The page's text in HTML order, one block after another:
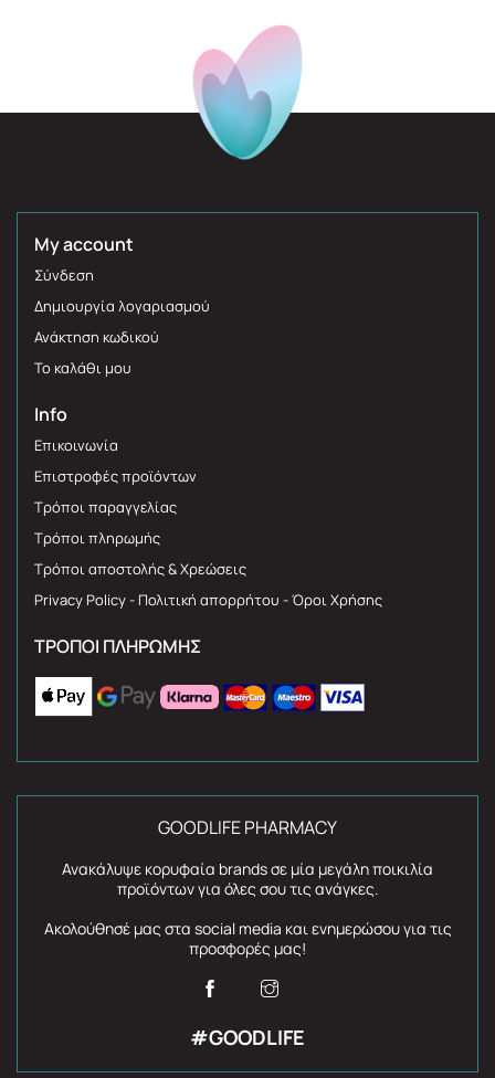
My account
Σύνδεση
Δημιουργία λογαριασμού
Ανάκτηση κωδικού
Το καλάθι μου
Info
Επικοινωνία
Επιστροφές προϊόντων
Τρόποι παραγγελίας
Τρόποι πληρωμής
Τρόποι αποστολής & Χρεώσεις
Privacy Policy - Πολιτική απορρήτου - Όροι Χρήσης
ΤΡΌΠΟΙ ΠΛΗΡΩΜΉΣ
GOODLIFE PHARMACY
Ανακάλυψε κορυφαία brands σε μία μεγάλη ποικιλία
προϊόντων για όλες σου τις ανάγκες.
Ακολούθησέ μας στα social media και ενημερώσου για τις
προσφορές μας!
#GOODLIFE